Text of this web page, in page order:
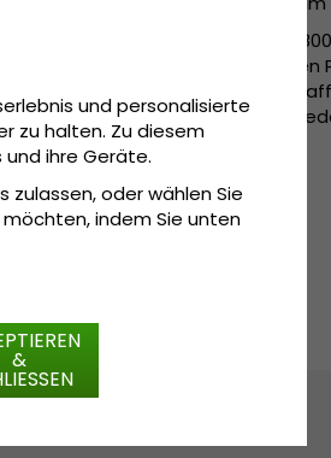
ALLE - wie in Gårda in den Jahren
Hüte zu einem wirklich guten
gleichen Voraussetzungen
Göteborg Menschen aus
aus:100 % papierstroh.
und personalisierte
zu halten. Zu diesem
ihre Geräte.
zulassen, oder wählen Sie
indem Sie unten
&